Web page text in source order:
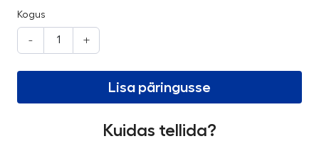
Kogus
- +
Lisa päringusse
Kuidas tellida?